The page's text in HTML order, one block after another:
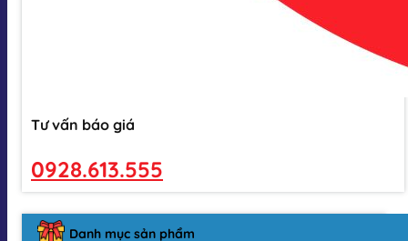
Tư vấn báo giá
0928.613.555
Danh mục sản phẩm